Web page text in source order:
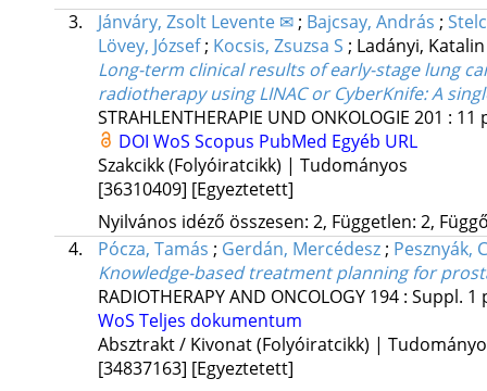
3.
Jánváry, Zsolt Levente ✉; Bajcsay, András ;
Lövey, József; Kocsis, Zsuzsa S ; Ladányi,
Long-term clinical results of early-stage lung
radiotherapy using LINAC or CyberKnife: A
STRAHLENTHERAPIE UND ONKOLOGIE 201 : 11
DOI WoS Scopus PubMed Egyéb URL
Szakcikk (Folyóiratcikk) | Tudományos
[36310409] [Egyeztetett]
Nyilvános idéző összesen: 2, Független: 2,
4.
Pócza, Tamás ; Gerdán, Mercédesz; Pesznyák,
Knowledge-based treatment planning for
RADIOTHERAPY AND ONCOLOGY 194: Suppl. 1
WoS Teljes dokumentum
Absztrakt / Kivonat (Folyóiratcikk) |
[34837163] [Egyeztetett]